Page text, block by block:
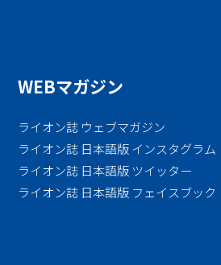
WEBマガジン
ライオン誌 ウェブマガジン
ライオン誌 日本語版 インスタグラム
ライオン誌 日本語版 ツイッター
ライオン誌 日本語版 フェイスブック